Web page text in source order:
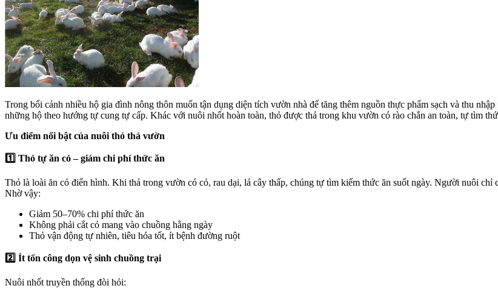
Trong bối cảnh nhiều hộ gia đình nông thôn muốn tận dụng diện tích vườn nhà để tăng thêm nguồn thực phẩm sạch và thu
những hộ theo hướng tự cung tự cấp. Khác với nuôi nhốt hoàn toàn, thỏ được thả trong khu vườn có rào chắn an toàn, tự tìm
Ưu điểm nổi bật của nuôi thỏ thả vườn
1️ ⃣ Thỏ tự ăn cỏ – giảm chi phí thức ăn
Thỏ là loài ăn cỏ điển hình. Khi thả trong vườn có cỏ, rau dại, lá cây thấp, chúng tự tìm kiếm thức ăn suốt ngày. Người nuôi
Nhờ vậy:
Giảm 50–70% chi phí thức ăn
Không phải cắt cỏ mang vào chuồng hằng ngày
Thỏ vận động tự nhiên, tiêu hóa tốt, ít bệnh đường ruột
2️ ⃣ Ít tốn công dọn vệ sinh chuồng trại
Nuôi nhốt truyền thống đòi hỏi: